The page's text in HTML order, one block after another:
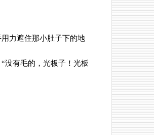
力遮住那小肚子下的地
没有毛的，光板子！光板